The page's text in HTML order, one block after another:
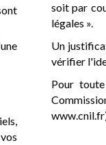
soit par
légales ».
Un
vérifier
Pour